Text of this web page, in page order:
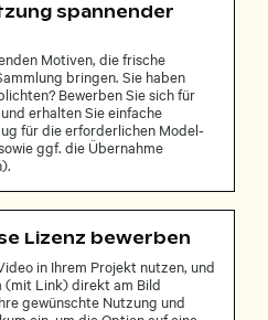
spannender
Motiven, die frische
bringen. Sie haben
Bewerben Sie sich für
erhalten Sie einfache
für die erforderlichen Model-
ggf. die Übernahme
Lizenz bewerben
in Ihrem Projekt nutzen, und
(mit Link) direkt am Bild
gewünschte Nutzung und